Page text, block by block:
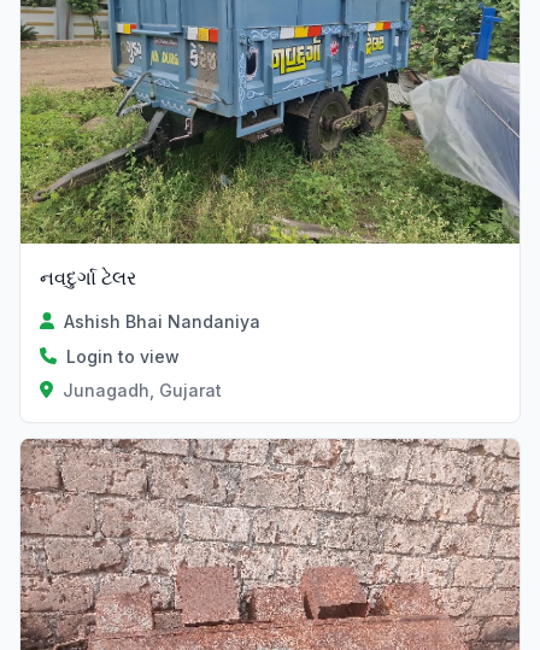
નવદુર્ગા ટેલર
Ashish Bhai Nandaniya
Login to view
Junagadh, Gujarat